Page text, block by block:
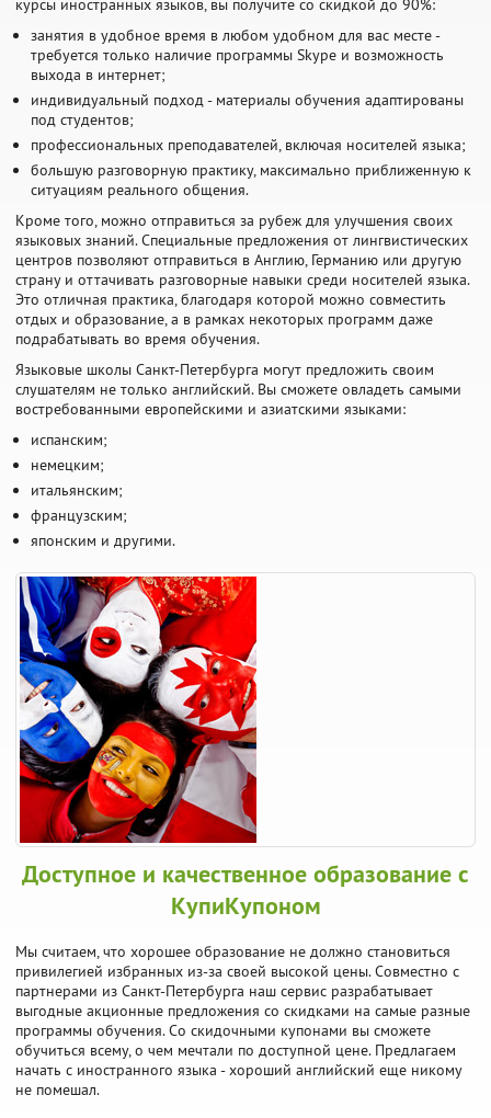
курсы иностранных языков, вы получите со скидкой до 90%:
занятия в удобное время в любом удобном для вас месте -
требуется только наличие программы Skype и возможность
выхода в интернет;
индивидуальный подход - материалы обучения адаптированы
под студентов;
профессиональных преподавателей, включая носителей языка;
большую разговорную практику, максимально приближенную к
ситуациям реального общения.
Кроме того, можно отправиться за рубеж для улучшения своих
языковых знаний. Специальные предложения от лингвистических
центров позволяют отправиться в Англию, Германию или другую
страну и оттачивать разговорные навыки среди носителей языка.
Это отличная практика, благодаря которой можно совместить
отдых и образование, а в рамках некоторых программ даже
подрабатывать во время обучения.
Языковые школы Санкт-Петербурга могут предложить своим
слушателям не только английский. Вы сможете овладеть самыми
востребованными европейскими и азиатскими языками:
испанским;
немецким;
итальянским;
французским;
японским и другими.
Доступное и качественное образование с
КупиКупоном
Мы считаем, что хорошее образование не должно становиться
привилегией избранных из-за своей высокой цены. Совместно с
партнерами из Санкт-Петербурга наш сервис разрабатывает
выгодные акционные предложения со скидками на самые разные
программы обучения. Со скидочными купонами вы сможете
обучиться всему, о чем мечтали по доступной цене. Предлагаем
начать с иностранного языка - хороший английский еще никому
не помешал.